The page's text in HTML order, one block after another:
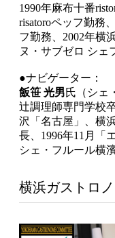
1990年麻布十番
risatoroペッフ勤務
フ勤務、2002年横
ヌ・サブゼロ シェ
●ナビゲーター：
飯笹 光男氏（シェ
辻調理師専門学校
沢「名古屋」、横
長、1996年11月「
シェ・フルール横
横浜ガストロ